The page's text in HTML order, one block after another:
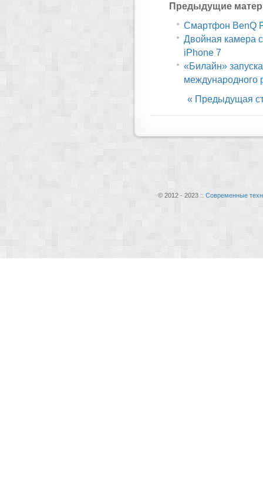
Предыдущие
Смартфон BenQ
Двойная камера
iPhone 7
«Билайн»
международного
« Предыдущая
© 2012 - 2023 :: Современные